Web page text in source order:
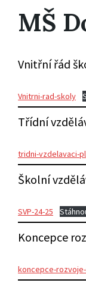
MŠ
Vnitřní řád
Vnitrni-rad-skoly
Třídní
tridni-vzdelavaci-
Školní
SVP-24-25
Koncepce
koncepce-